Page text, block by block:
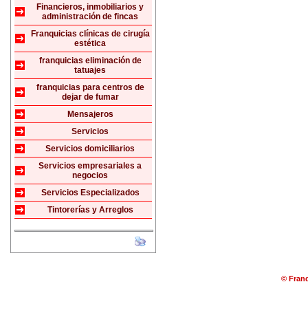
Financieros, inmobiliarios y
administración de fincas
Franquicias clínicas de cirugía
estética
franquicias eliminación de
tatuajes
franquicias para centros de
dejar de fumar
Mensajeros
Servicios
Servicios domiciliarios
Servicios empresariales a
negocios
Servicios Especializados
Tintorerías y Arreglos
©